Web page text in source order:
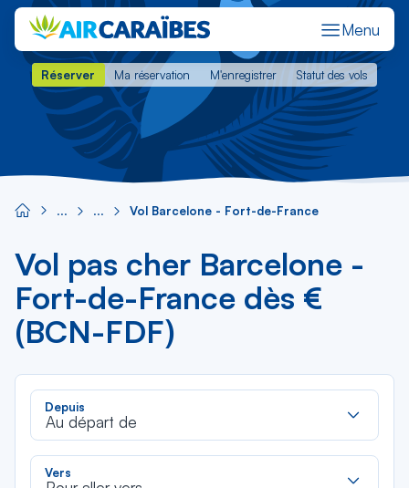
Menu
Réserver Ma réservation M'enregistrer Statut des vols
Réserver Ma réservation M'enregistrer Statut des vols
Vol Barcelone - Fort-de-France
Vol pas cher Barcelone -
Fort-de-France dès €
(BCN-FDF)
Depuis
Au départ de
Vers